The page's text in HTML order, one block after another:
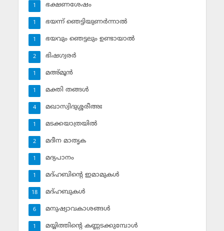
ഭക്ഷണശേഷം
1
ഭയന്ന് ഞെട്ടിയുണര്‍ന്നാല്‍
1
ഭയവും ഞെട്ടലും ഉണ്ടായാല്‍
1
ഭിഷഗ്വരര്‍
2
മഅ്മൂന്‍
1
മക്തി തങ്ങള്‍
1
മഖാസ്വിദുശ്ശരീഅഃ
4
മടക്കയാത്രയില്‍
1
മദീന മാതൃക
2
മദ്യപാനം
1
മദ്ഹബിന്റെ ഇമാമുകള്‍
1
മദ്ഹബുകള്‍
18
മനുഷ്യാവകാശങ്ങള്‍
6
മയ്യിത്തിന്റെ കണ്ണടക്കുമ്പോള്‍
1